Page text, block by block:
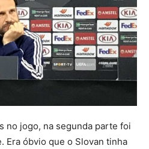
no jogo, na segunda parte foi
Era óbvio que o Slovan tinha